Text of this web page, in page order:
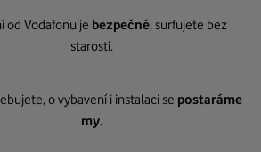
od Vodafonu je bezpečné, surfujete bez
starostí.
o vybavení i instalaci se postaráme
my.